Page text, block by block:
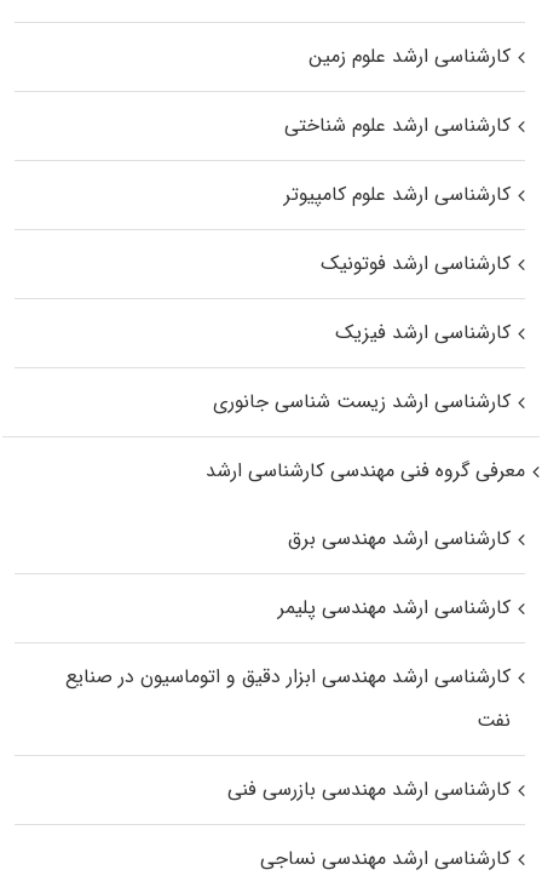
کارشناسی ارشد علوم زمین
کارشناسی ارشد علوم شناختی
کارشناسی ارشد علوم کامپیوتر
کارشناسی ارشد فوتونیک
کارشناسی ارشد فیزیک
کارشناسی ارشد زیست‌ شناسی جانوری
معرفی گروه فنی مهندسی کارشناسی ارشد
کارشناسی ارشد مهندسی برق
کارشناسی ارشد مهندسی پلیمر
کارشناسی ارشد مهندسی ابزار دقیق و اتوماسیون در صنایع
نفت
کارشناسی ارشد مهندسی بازرسی فنی
کارشناسی ارشد مهندسی نساجی